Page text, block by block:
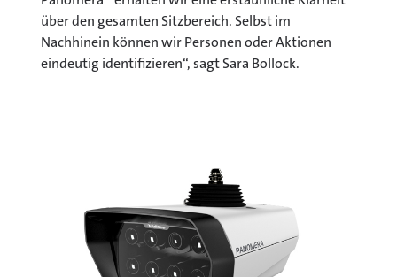
über den gesamten Sitzbereich. Selbst im
Nachhinein können wir Personen oder Aktionen
eindeutig identifizieren“, sagt Sara Bollock.